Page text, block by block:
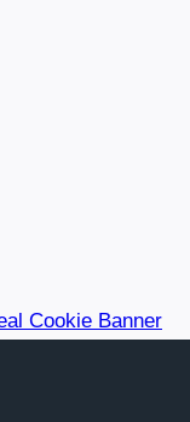
Cookie Banner